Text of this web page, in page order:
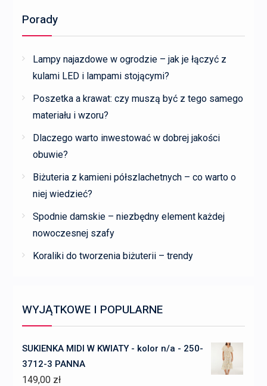
Porady
Lampy najazdowe w ogrodzie – jak je łączyć z
kulami LED i lampami stojącymi?
Poszetka a krawat: czy muszą być z tego samego
materiału i wzoru?
Dlaczego warto inwestować w dobrej jakości
obuwie?
Biżuteria z kamieni półszlachetnych – co warto o
niej wiedzieć?
Spodnie damskie – niezbędny element każdej
nowoczesnej szafy
Koraliki do tworzenia biżuterii – trendy
WYJĄTKOWE I POPULARNE
SUKIENKA MIDI W KWIATY - kolor n/a - 250-
3712-3 PANNA
149,00 zł